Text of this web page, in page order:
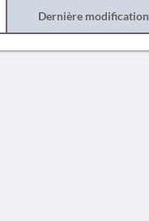
Dernière modification